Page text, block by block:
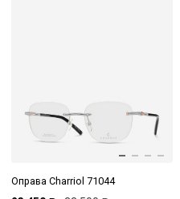
Оправа Charriol 71044